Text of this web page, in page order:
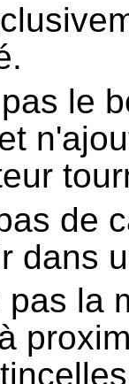
le
de
dans
pas la